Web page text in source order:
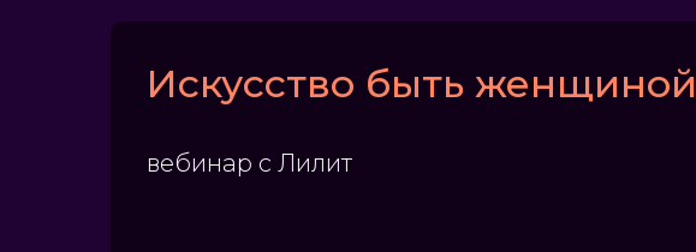
Искусство быть женщиной
вебинар с Лилит